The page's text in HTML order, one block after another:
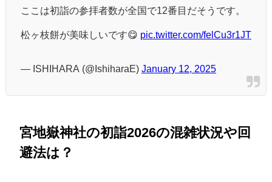
ここは初詣の参拝者数が全国で12番目だそうです。
松ヶ枝餅が美味しいです😋 pic.twitter.com/felCu3r1JT
— ISHIHARA (@IshiharaE) January 12, 2025
宮地嶽神社の初詣2026の混雑状況や回
避法は？